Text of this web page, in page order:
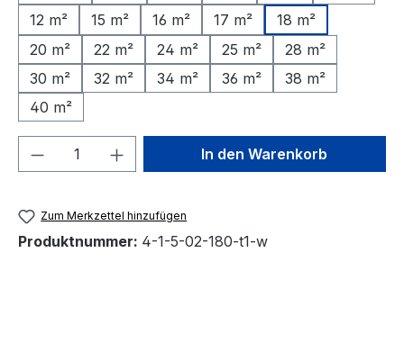
12 m²
15 m² 16 m² 17 m²
18 m²
20 m²
22 m² 24 m² 25 m²
28 m²
30 m²
32 m² 34 m² 36 m²
38 m²
40 m²
Produkt Anzahl: Gib denIn den Warenkorb
Zum Merkzettel hinzufügen
Produktnummer: 4-1-5-02-180-t1-w